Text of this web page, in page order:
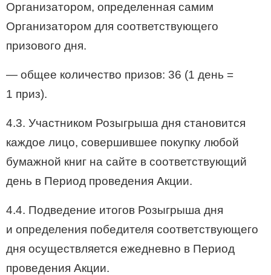
Организатором, определенная самим
Организатором для соответствующего
призового дня.
— общее количество призов: 36 (1 день =
1 приз).
4.3. Участником Розыгрыша дня становится
каждое лицо, совершившее покупку любой
бумажной книг на сайте в соответствующий
день в Период проведения Акции.
4.4. Подведение итогов Розыгрыша дня
и определения победителя соответствующего
дня осуществляется ежедневно в Период
проведения Акции.